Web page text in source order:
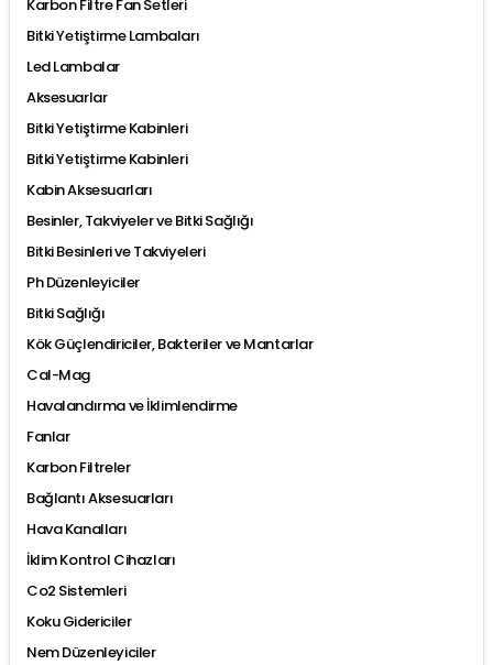
Karbon Filtre Fan Setleri
Bitki Yetiştirme Lambaları
Led Lambalar
Aksesuarlar
Bitki Yetiştirme Kabinleri
Bitki Yetiştirme Kabinleri
Kabin Aksesuarları
Besinler, Takviyeler ve Bitki Sağlığı
Bitki Besinleri ve Takviyeleri
Ph Düzenleyiciler
Bitki Sağlığı
Kök Güçlendiriciler, Bakteriler ve Mantarlar
Cal-Mag
Havalandırma ve İklimlendirme
Fanlar
Karbon Filtreler
Bağlantı Aksesuarları
Hava Kanalları
İklim Kontrol Cihazları
Co2 Sistemleri
Koku Gidericiler
Nem Düzenleyiciler